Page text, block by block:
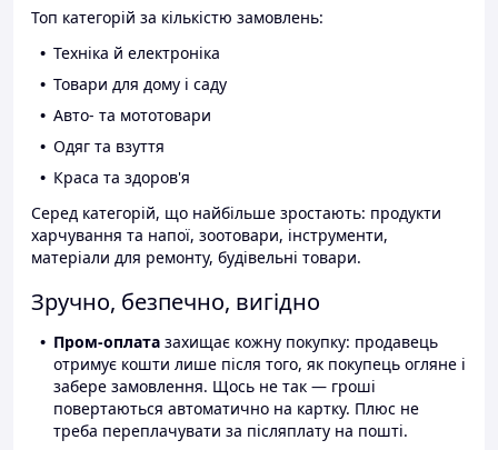
Топ категорій за кількістю замовлень:
Техніка й електроніка
Товари для дому і саду
Авто- та мототовари
Одяг та взуття
Краса та здоров'я
Серед категорій, що найбільше зростають: продукти
харчування та напої, зоотовари, інструменти,
матеріали для ремонту, будівельні товари.
Зручно, безпечно, вигідно
Пром-оплата захищає кожну покупку: продавець
отримує кошти лише після того, як покупець огляне і
забере замовлення. Щось не так — гроші
повертаються автоматично на картку. Плюс не
треба переплачувати за післяплату на пошті.